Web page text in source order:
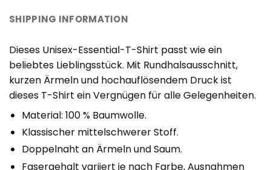
SHIPPING INFORMATION
Dieses Unisex-Essential-T-Shirt passt wie ein
beliebtes Lieblingsstück. Mit Rundhalsausschnitt,
kurzen Ärmeln und hochauflösendem Druck ist
dieses T-Shirt ein Vergnügen für alle Gelegenheiten.
Material: 100 % Baumwolle.
Klassischer mittelschwerer Stoff.
Doppelnaht an Ärmeln und Saum.
Fasergehalt variiert je nach Farbe, Ausnahmen